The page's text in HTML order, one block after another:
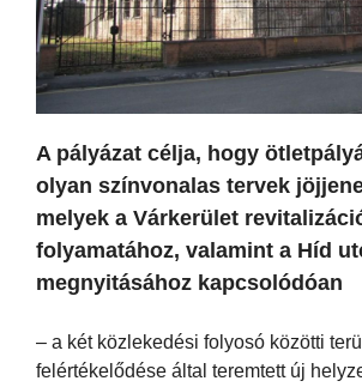
A pályázat célja, hogy
olyan színvonalas tervek
melyek a Várkerület
folyamatához, valamint a Híd
megnyitásához kapcsolódóan
– a két közlekedési folyosó közötti
felértékelődése által teremtett új